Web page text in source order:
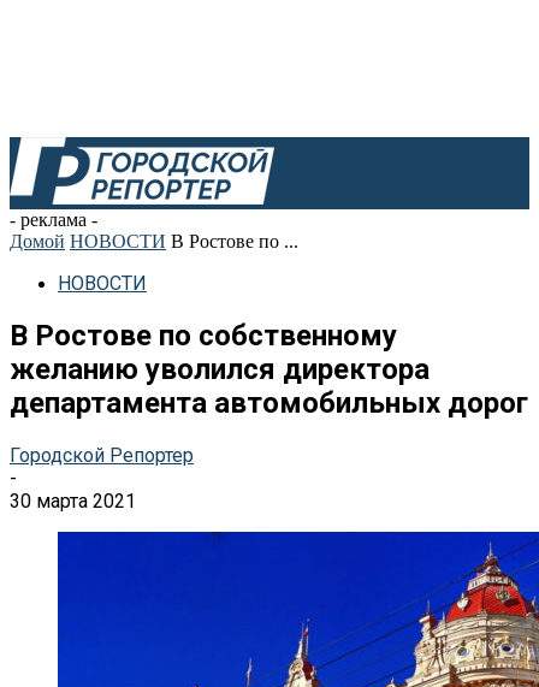
- реклама -
Домой НОВОСТИ В Ростове по ...
НОВОСТИ
В Ростове по собственному
желанию уволился директора
департамента автомобильных дорог
Городской Репортер
-
30 марта 2021